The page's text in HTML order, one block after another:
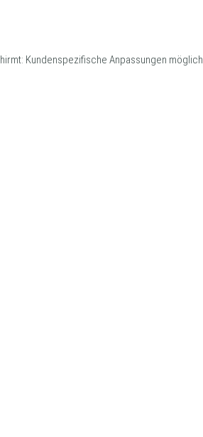
Kundenspezifische Anpassungen möglich